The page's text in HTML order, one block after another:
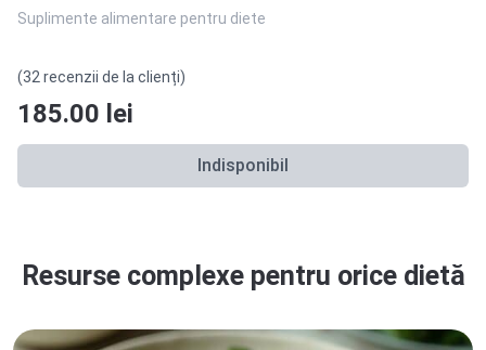
Suplimente alimentare pentru diete
(32 recenzii de la clienți)
185.00 lei
Indisponibil
Resurse complexe pentru orice dietă